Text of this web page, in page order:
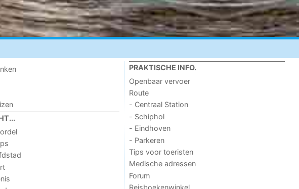
PRAKTISCHE INFO.
Openbaar vervoer
Route
- Centraal Station
- Schiphol
- Eindhoven
- Parkeren
Tips voor toeristen
Medische adressen
Forum
Reisboekenwinkel